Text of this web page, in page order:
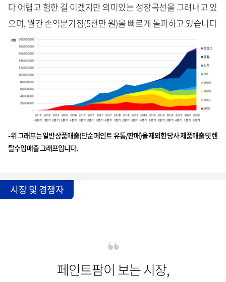
다 어렵고 험한 길 이겠지만 의미있는 성장곡선을 그려내고 있
으며, 월간 손익분기점(5천만 원)을 빠르게 돌파하고 있습니다
- 위 그래프는 일반 상품매출(단순 페인트 유통/판매)을 제외한 당사 제품매출 및 렌
탈수입 매출 그래프입니다.
시장 및 경쟁자
페인트팜이 보는 시장,